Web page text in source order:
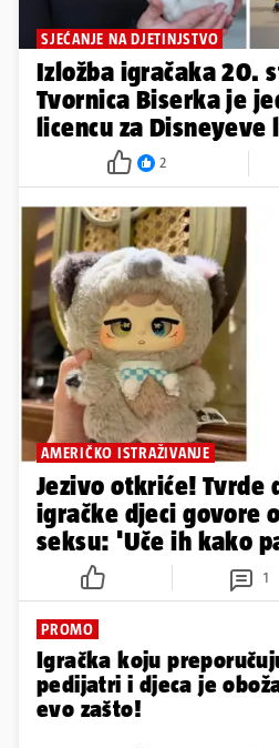
SJEĆANJE NA DJETINJSTVO
Izložba igračaka 20.
Tvornica Biserka je
licencu za Disneyeve
2
AMERIČKO ISTRAŽIVANJE
Jezivo otkriće! Tvrde
igračke djeci govore
seksu: 'Uče ih kako
1
PROMO
Igračka koju
pedijatri i djeca je
evo zašto!